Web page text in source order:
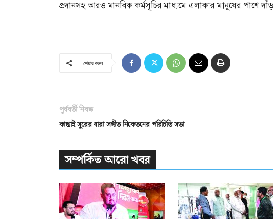
প্রদানসহ আরও মানবিক কর্মসূচির মাধ্যমে এলাকার মানুষের পাশে
শেয়ার করুন
পূর্ববর্তী নিবন্ধ
কাপ্তাই সুরের ধারা সঙ্গীত নিকেতনের পরিচিতি সভা
সম্পর্কিত আরো খবর